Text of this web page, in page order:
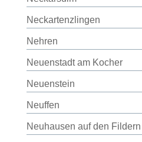
Neckartenzlingen
Nehren
Neuenstadt am Kocher
Neuenstein
Neuffen
Neuhausen auf den Fildern